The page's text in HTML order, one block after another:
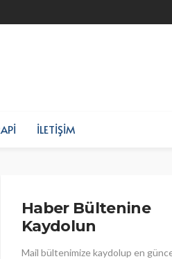
İLETIŞIM
Haber Bültenine
Kaydolun
Mail bültenimize kaydolup en